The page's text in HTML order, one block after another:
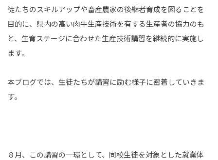
徒たちのスキルアップや畜産農家の後継者育成を図ることを
目的に、県内の高い肉牛生産技術を有する生産者の協力のも
と、生育ステージに合わせた生産技術講習を継続的に実施し
ます。
本ブログでは、生徒たちが講習に励む様子に密着していきま
す。
８月、この講習の一環として、同校生徒を対象とした就業体